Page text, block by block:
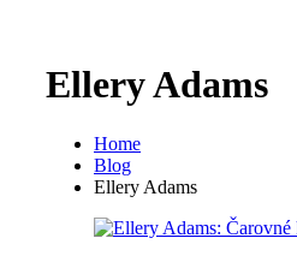
Ellery Adams
Home
Blog
Ellery Adams